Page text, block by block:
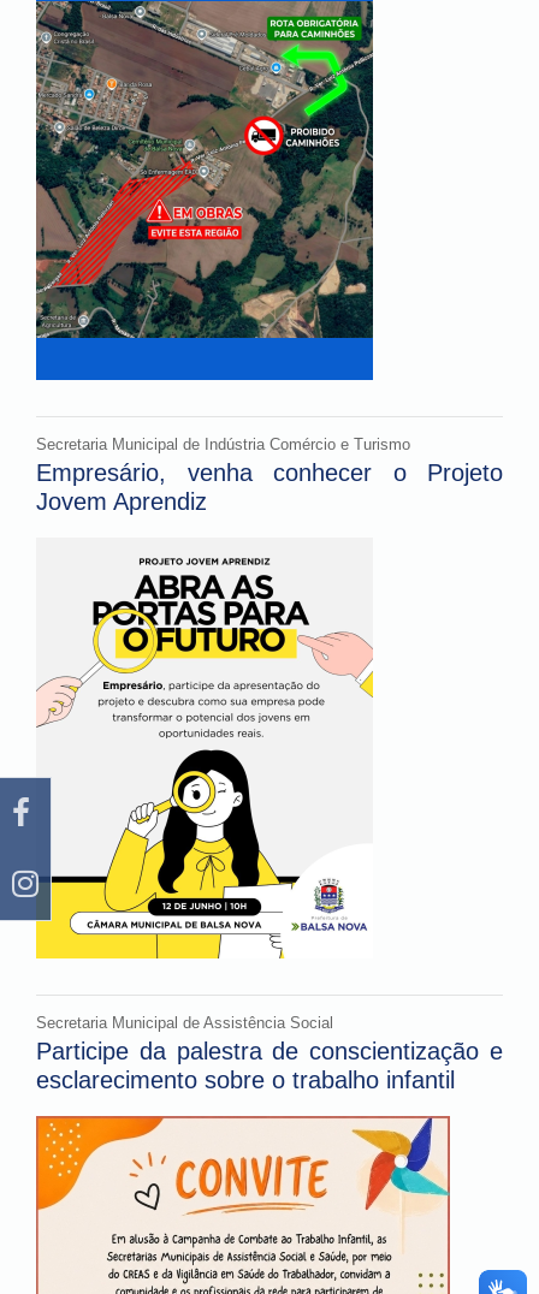
Secretaria Municipal de Indústria Comércio e Turismo
Empresário, venha conhecer o Projeto
Jovem Aprendiz
Secretaria Municipal de Assistência Social
Participe da palestra de conscientização e
esclarecimento sobre o trabalho infantil